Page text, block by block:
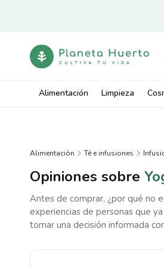
Alimentación Limpieza
Alimentación Té e infusiones
Opiniones sobre
Antes de comprar, ¿por qué no
experiencias de personas que
tomar una decisión informada